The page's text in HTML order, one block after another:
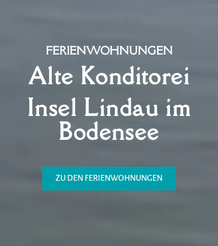
FERIENWOHNUNGEN
Alte Konditorei
Insel Lindau im
Bodensee
ZU DEN FERIENWOHNUNGEN